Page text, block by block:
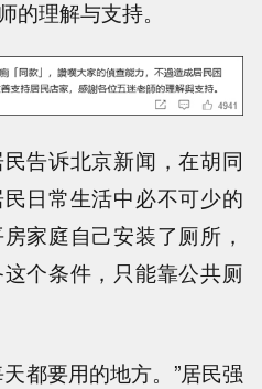
的理解与支持。
告诉北京新闻，在胡同
日常生活中必不可少的
家庭自己安装了厕所，
个条件，只能靠公共厕
都要用的地方。”居民强